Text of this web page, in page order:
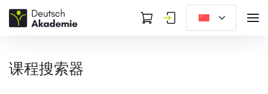
课程搜索器